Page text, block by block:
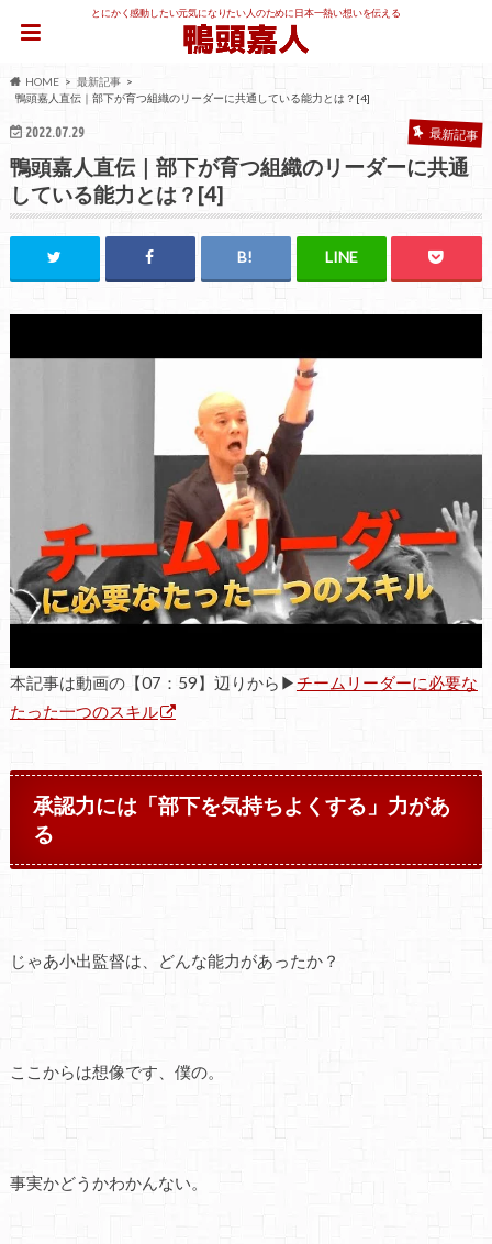
とにかく感動したい元気になりたい人のために日本一熱い想いを伝える
HOME
最新記事
鴨頭嘉人直伝｜部下が育つ組織のリーダーに共通している能力とは？[4]
2022.07.29 最新記事
鴨頭嘉人直伝｜部下が育つ組織のリーダーに共通
している能力とは？[4]
本記事は動画の【07：59】辺りから▶チームリーダーに必要な
たった一つのスキル
承認力には「部下を気持ちよくする」力があ
る
じゃあ小出監督は、どんな能力があったか？
ここからは想像です、僕の。
事実かどうかわかんない。